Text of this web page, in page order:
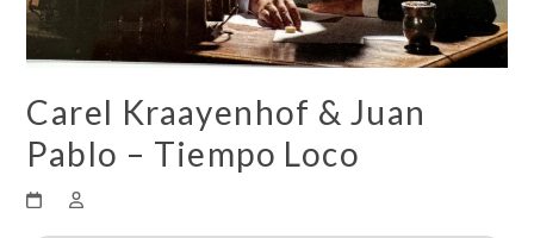
Carel Kraayenhof & Juan
Pablo – Tiempo Loco